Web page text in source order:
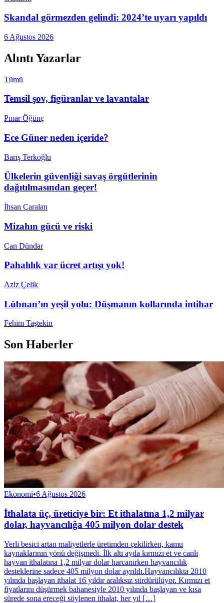
Skandal görmezden gelindi: 2024’te uyarı yapıldı
6 Ağustos 2026
Alıntı Yazarlar
Tümü
Temsil şov, figüranlar ve lavantalar
Pınar Öğünç
Ece Güner neden içeride?
Barış Terkoğlu
Ülkelerin güvenliği savaş örgütlerinin
dağıtılmasından geçer!
İhsan Çaralan
Mizahın gücü ve riski
Can Dündar
Pahalılık var ücret artışı yok!
Aziz Çelik
Lübnan’ın yeşil yolu: Düşmanın kollarında intihar
Fehim Taştekin
Son Haberler
Ekonomi•6 Ağustos 2026
İthalata üç, üreticiye bir: Et ithalatına 1,2 milyar
dolar, hayvancılığa 405 milyon dolar destek
Yerli besici artan maliyetlerle üretimden çekilirken, kamu
kaynaklarının yönü değişmedi. İlk altı ayda kırmızı et ve canlı
hayvan ithalatına 1,2 milyar dolar harcanırken hayvancılık
desteklerine sadece 405 milyon dolar ayrıldı.Hayvancılıkta 2010
yılında başlayan ithalat 16 yıldır aralıksız sürdürülüyor. Kırmızı et
fiyatlarını düşürmek bahanesiyle 2010 yılında başlayan ve kısa
sürede sona ereceği söylenen ithalat, her yıl […]